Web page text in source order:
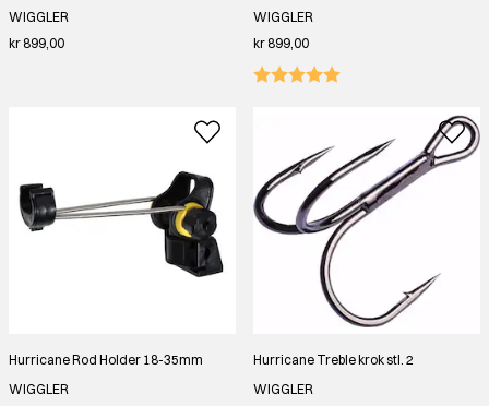
WIGGLER
kr 899,00
WIGGLER
kr 899,00
Hurricane Rod Holder 18-35mm
WIGGLER
Hurricane Treble krok stl. 2
WIGGLER